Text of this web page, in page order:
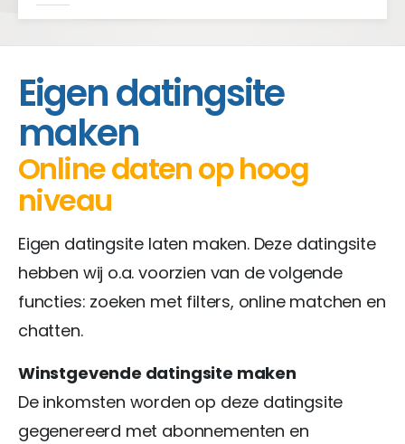
Eigen datingsite
maken
Online daten op hoog
niveau
Eigen datingsite laten maken. Deze datingsite
hebben wij o.a. voorzien van de volgende
functies: zoeken met filters, online matchen en
chatten.
Winstgevende datingsite maken
De inkomsten worden op deze datingsite
gegenereerd met abonnementen en